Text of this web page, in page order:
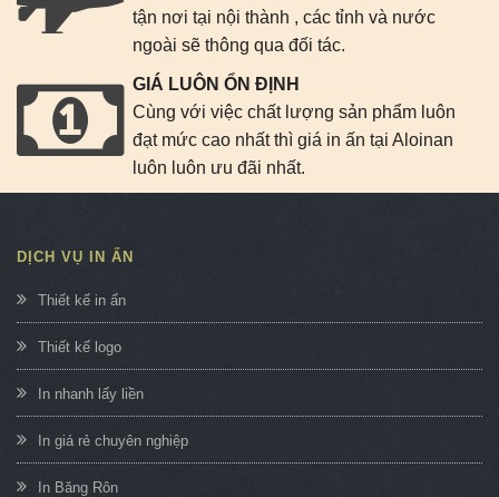
tận nơi tại nội thành , các tỉnh và nước
ngoài sẽ thông qua đối tác.
GIÁ LUÔN ỔN ĐỊNH
Cùng với việc chất lượng sản phẩm luôn
đạt mức cao nhất thì giá in ấn tại Aloinan
luôn luôn ưu đãi nhất.
DỊCH VỤ IN ẤN
Thiết kế in ấn
Thiết kế logo
In nhanh lấy liền
In giá rẻ chuyên nghiệp
In Băng Rôn